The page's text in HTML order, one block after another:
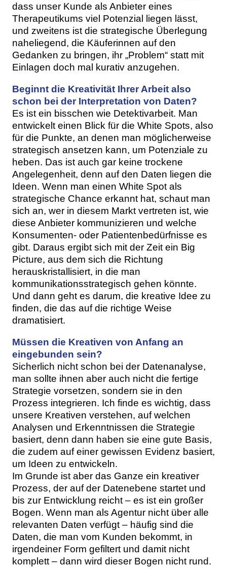
dass unser Kunde als Anbieter eines
Therapeutikums viel Potenzial liegen lässt,
und zweitens ist die strategische Überlegung
naheliegend, die Käuferinnen auf den
Gedanken zu bringen, ihr „Problem“ statt mit
Einlagen doch mal kurativ anzugehen.
Beginnt die Kreativität Ihrer Arbeit also
schon bei der Interpretation von Daten?
Es ist ein bisschen wie Detektivarbeit. Man
entwickelt einen Blick für die White Spots, also
für die Punkte, an denen man möglicherweise
strategisch ansetzen kann, um Potenziale zu
heben. Das ist auch gar keine trockene
Angelegenheit, denn auf den Daten liegen die
Ideen. Wenn man einen White Spot als
strategische Chance erkannt hat, schaut man
sich an, wer in diesem Markt vertreten ist, wie
diese Anbieter kommunizieren und welche
Konsumenten- oder Patientenbedürfnisse es
gibt. Daraus ergibt sich mit der Zeit ein Big
Picture, aus dem sich die Richtung
herauskristallisiert, in die man
kommunikationsstrategisch gehen könnte.
Und dann geht es darum, die kreative Idee zu
finden, die das auf die richtige Weise
dramatisiert.
Müssen die Kreativen von Anfang an
eingebunden sein?
Sicherlich nicht schon bei der Datenanalyse,
man sollte ihnen aber auch nicht die fertige
Strategie vorsetzen, sondern sie in den
Prozess integrieren. Ich finde es wichtig, dass
unsere Kreativen verstehen, auf welchen
Analysen und Erkenntnissen die Strategie
basiert, denn dann haben sie eine gute Basis,
die zudem auf einer gewissen Evidenz basiert,
um Ideen zu entwickeln.
Im Grunde ist aber das Ganze ein kreativer
Prozess, der auf der Datenebene startet und
bis zur Entwicklung reicht – es ist ein großer
Bogen. Wenn man als Agentur nicht über alle
relevanten Daten verfügt – häufig sind die
Daten, die man vom Kunden bekommt, in
irgendeiner Form gefiltert und damit nicht
komplett – dann wird dieser Bogen nicht rund.